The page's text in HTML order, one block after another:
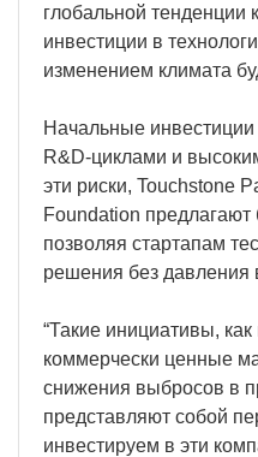
глобальной тенденции
инвестиции в
изменением климата
Начальные
R&D-циклами и
эти риски, Touchstone
Foundation предлагают
позволяя стартапам
решения без давления
“Такие инициативы,
коммерчески ценные
снижения выбросов в
представляют собой
инвестируем в эти